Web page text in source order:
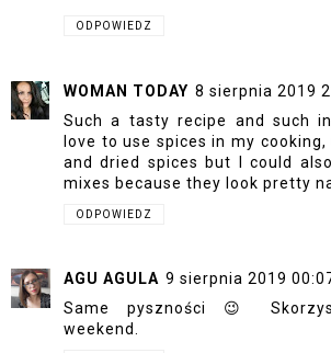
ODPOWIEDZ
WOMAN TODAY 8 sierpnia 2019
Such a tasty recipe and such
love to use spices in my
and dried spices but I could
mixes because they look pretty
ODPOWIEDZ
AGU AGULA 9 sierpnia 2019
Same pyszności 😉
weekend.